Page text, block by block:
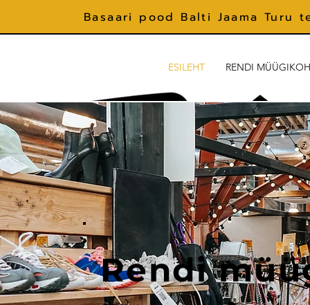
Basaari pood Balti Jaama Turu
ESILEHT RENDI
Rendi